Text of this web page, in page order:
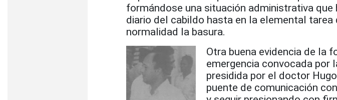
formándose una situación administrativa
diario del cabildo hasta en la elemental tarea
normalidad la basura.
Otra buena evidencia de la
emergencia convocada por
presidida por el doctor Hugo
puente de comunicación